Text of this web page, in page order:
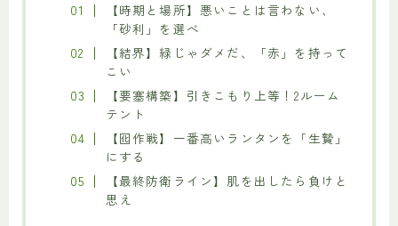
【時期と場所】悪いことは言わない、
「砂利」を選べ
【結界】緑じゃダメだ、「赤」を持って
こい
【要塞構築】引きこもり上等！2ルーム
テント
【囮作戦】一番高いランタンを「生贄」
にする
【最終防衛ライン】肌を出したら負けと
思え